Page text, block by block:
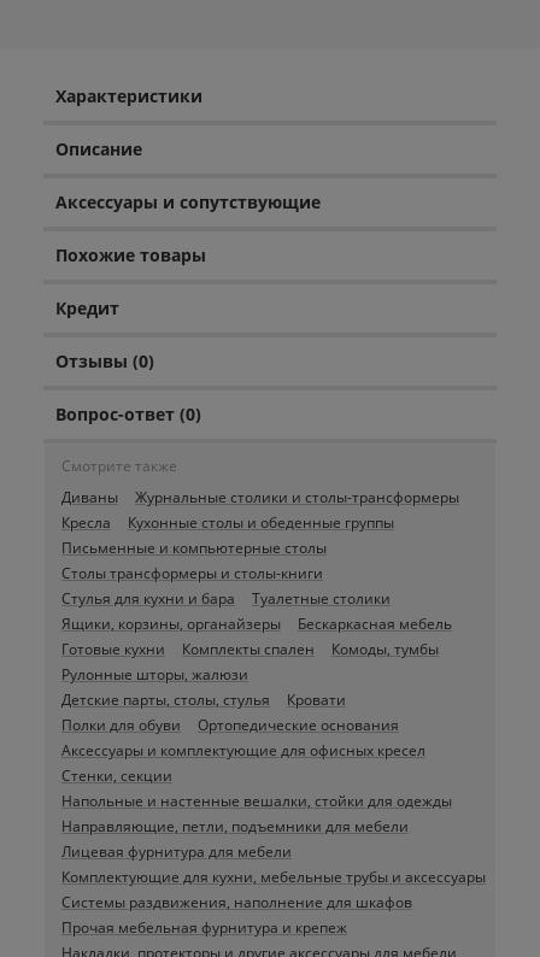
Характеристики
Описание
Аксессуары и сопутствующие
Похожие товары
Кредит
Отзывы (0)
Вопрос-ответ (0)
Смотрите также
Диваны
Журнальные столики и столы-трансформеры
Кресла
Кухонные столы и обеденные группы
Письменные и компьютерные столы
Столы трансформеры и столы-книги
Стулья для кухни и бара
Туалетные столики
Ящики, корзины, органайзеры
Бескаркасная мебель
Готовые кухни
Комплекты спален
Комоды, тумбы
Рулонные шторы, жалюзи
Детские парты, столы, стулья
Кровати
Полки для обуви
Ортопедические основания
Аксессуары и комплектующие для офисных кресел
Стенки, секции
Напольные и настенные вешалки, стойки для одежды
Направляющие, петли, подъемники для мебели
Лицевая фурнитура для мебели
Комплектующие для кухни, мебельные трубы и аксессуары
Системы раздвижения, наполнение для шкафов
Прочая мебельная фурнитура и крепеж
Накладки, протекторы и другие аксессуары для мебели